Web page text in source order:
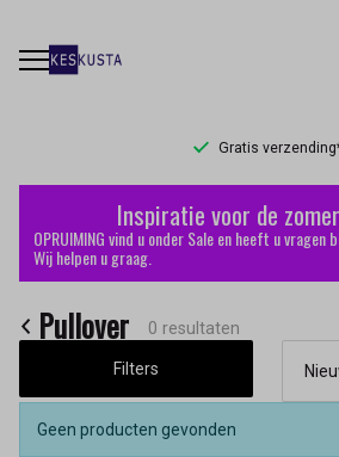
Gratis
Pullover
Keskusta
Inspiratie voor de
OPRUIMING vind u onder Sale en heeft u
Wij helpen u graag.
Pullover 0 resultaten
Filters
Geen producten gevonden